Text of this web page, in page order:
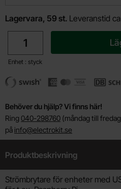
Lagervara, 59 st. Leveranstid
Enhet : styck
Behöver du hjälp? Vi finns här!
Ring 040-298760 (måndag till
på info@electrokit.se
Produktbeskrivning
Produktbeskrivning
Strömbrytare för enheter med